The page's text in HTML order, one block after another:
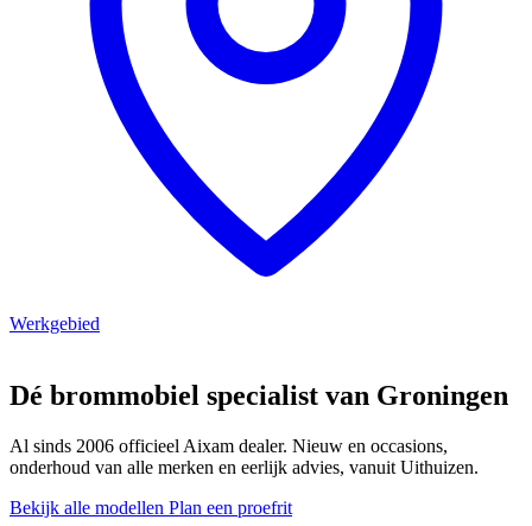
Werkgebied
Dé brommobiel specialist van Groningen
Al sinds 2006 officieel Aixam dealer. Nieuw en occasions,
onderhoud van alle merken en eerlijk advies, vanuit Uithuizen.
Bekijk alle modellen Plan een proefrit